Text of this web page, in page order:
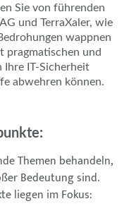
Sie von führenden
und TerraXaler, wie
wappnen
pragmatischen und
Ihre IT-Sicherheit
abwehren können.
Themen behandeln,
Bedeutung sind.
liegen im Fokus: